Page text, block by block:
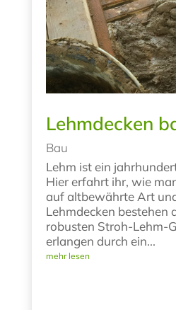
Lehmdecken
Bau
Lehm ist ein
Hier erfahrt ihr, wie
auf altbewährte Art
Lehmdecken bestehen
robusten Stroh-Lehm-
erlangen durch ein...
mehr lesen